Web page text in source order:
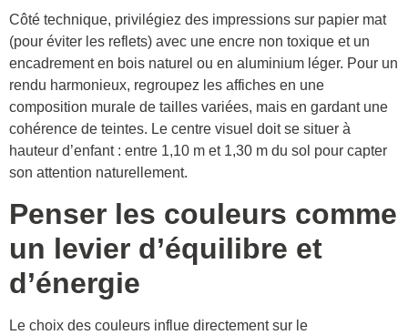
Côté technique, privilégiez des impressions sur papier mat
(pour éviter les reflets) avec une encre non toxique et un
encadrement en bois naturel ou en aluminium léger. Pour un
rendu harmonieux, regroupez les affiches en une
composition murale de tailles variées, mais en gardant une
cohérence de teintes. Le centre visuel doit se situer à
hauteur d’enfant : entre 1,10 m et 1,30 m du sol pour capter
son attention naturellement.
Penser les couleurs comme
un levier d’équilibre et
d’énergie
Le choix des couleurs influe directement sur le